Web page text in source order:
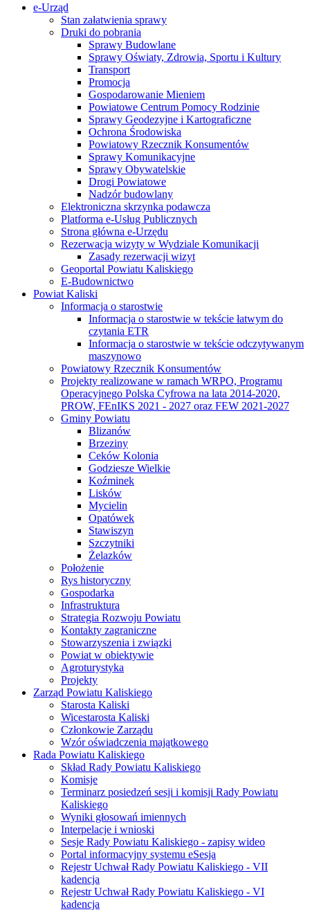
e-Urząd
Stan załatwienia sprawy
Druki do pobrania
Sprawy Budowlane
Sprawy Oświaty, Zdrowia, Sportu i Kultury
Transport
Promocja
Gospodarowanie Mieniem
Powiatowe Centrum Pomocy Rodzinie
Sprawy Geodezyjne i Kartograficzne
Ochrona Środowiska
Powiatowy Rzecznik Konsumentów
Sprawy Komunikacyjne
Sprawy Obywatelskie
Drogi Powiatowe
Nadzór budowlany
Elektroniczna skrzynka podawcza
Platforma e-Usług Publicznych
Strona główna e-Urzędu
Rezerwacja wizyty w Wydziale Komunikacji
Zasady rezerwacji wizyt
Geoportal Powiatu Kaliskiego
E-Budownictwo
Powiat Kaliski
Informacja o starostwie
Informacja o starostwie w tekście łatwym do
czytania ETR
Informacja o starostwie w tekście odczytywanym
maszynowo
Powiatowy Rzecznik Konsumentów
Projekty realizowane w ramach WRPO, Programu
Operacyjnego Polska Cyfrowa na lata 2014-2020,
PROW, FEnIKS 2021 - 2027 oraz FEW 2021-2027
Gminy Powiatu
Blizanów
Brzeziny
Ceków Kolonia
Godziesze Wielkie
Koźminek
Lisków
Mycielin
Opatówek
Stawiszyn
Szczytniki
Żelazków
Położenie
Rys historyczny
Gospodarka
Infrastruktura
Strategia Rozwoju Powiatu
Kontakty zagraniczne
Stowarzyszenia i związki
Powiat w obiektywie
Agroturystyka
Projekty
Zarząd Powiatu Kaliskiego
Starosta Kaliski
Wicestarosta Kaliski
Członkowie Zarządu
Wzór oświadczenia majątkowego
Rada Powiatu Kaliskiego
Skład Rady Powiatu Kaliskiego
Komisje
Terminarz posiedzeń sesji i komisji Rady Powiatu
Kaliskiego
Wyniki głosowań imiennych
Interpelacje i wnioski
Sesje Rady Powiatu Kaliskiego - zapisy wideo
Portal informacyjny systemu eSesja
Rejestr Uchwał Rady Powiatu Kaliskiego - VII
kadencja
Rejestr Uchwał Rady Powiatu Kaliskiego - VI
kadencja